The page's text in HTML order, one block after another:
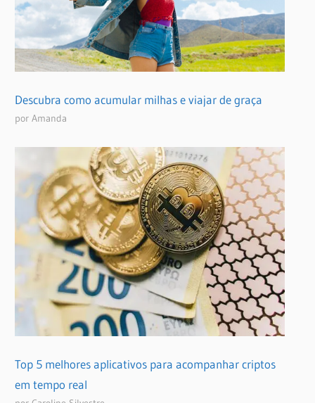
Descubra como acumular milhas e viajar de graça
por Amanda
Top 5 melhores aplicativos para acompanhar criptos
em tempo real